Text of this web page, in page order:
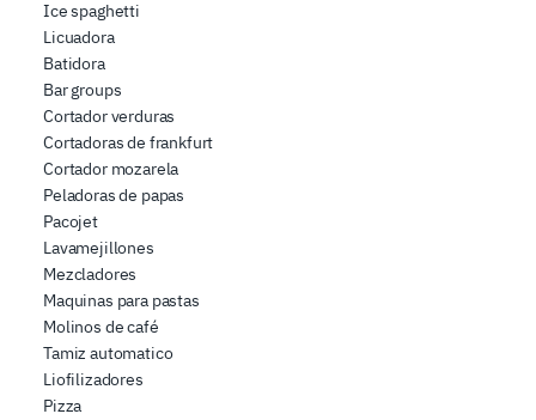
che hanno raccolto dal suo utilizzo dei loro servizi.
Ice spaghetti
Licuadora
Batidora
Bar groups
Cortador verduras
Cortadoras de frankfurt
Cortador mozarela
Peladoras de papas
Pacojet
Lavamejillones
Mezcladores
Maquinas para pastas
Molinos de café
Tamiz automatico
Liofilizadores
Pizza